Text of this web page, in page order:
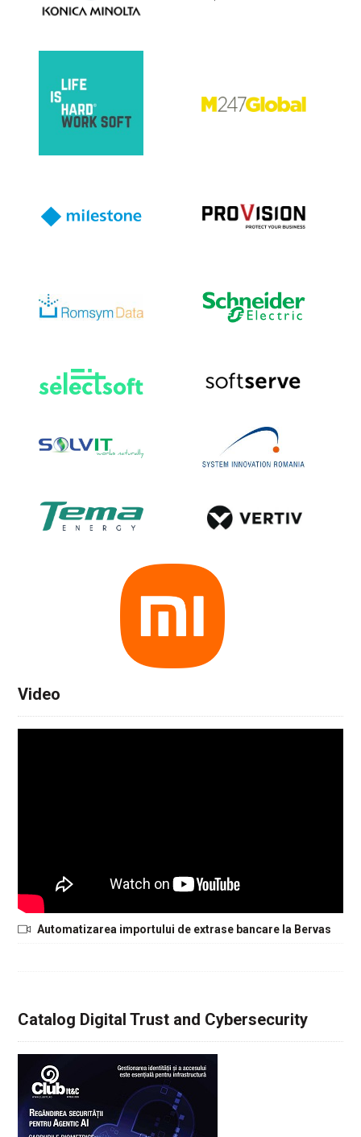
Video
Automatizarea importului de extrase bancare la Bervas
Catalog Digital Trust and Cybersecurity